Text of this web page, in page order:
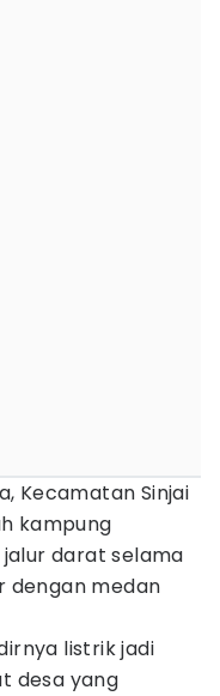
Kecamatan Sinjai
kampung
darat selama
dengan medan
listrik jadi
desa yang